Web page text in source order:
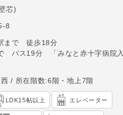
芯)
8
まで 徒歩18分
バス19分 「みなと赤十字病院入
所在階数:6階・地上7階
LDK15帖以上 エレベーター